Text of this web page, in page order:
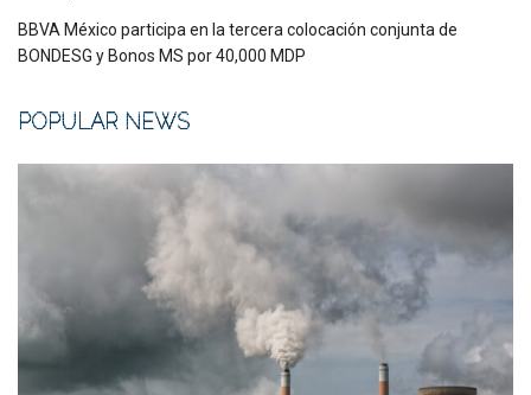
BBVA México participa en la tercera colocación conjunta de
BONDESG y Bonos MS por 40,000 MDP
POPULAR NEWS